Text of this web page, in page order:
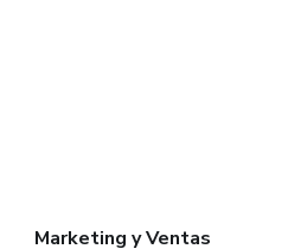
Marketing y Ventas